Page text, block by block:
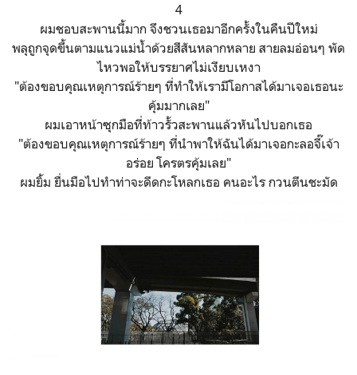
4
ผมชอบสะพานนี้มาก จึงชวนเธอมาอีกครั้งในคืนปีใหม่
พลุถูกจุดขึ้นตามแนวแม่น้ำด้วยสีสันหลากหลาย สายลมอ่อนๆ พัด
ไหวพอให้บรรยาศไม่เงียบเหงา
"ต้องขอบคุณเหตุการณ์ร้ายๆ ที่ทำให้เรามีโอกาสได้มาเจอเธอนะ
คุ้มมากเลย"
ผมเอาหน้าซุกมือที่ท้าวรั้วสะพานแล้วหันไปบอกเธอ
"ต้องขอบคุณเหตุการณ์ร้ายๆ ที่นำพาให้ฉันได้มาเจอกะลอจี๊เจ้า
อร่อย โครตรคุ้มเลย"
ผมยิ้ม ยื่นมือไปทำท่าจะดีดกะโหลกเธอ คนอะไร กวนตีนชะมัด